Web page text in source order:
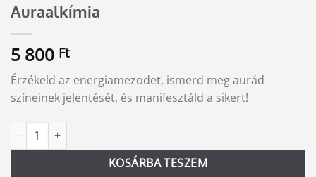
Auraalkímia
5 800 Ft
Érzékeld az energiamezodet, ismerd meg aurád
színeinek jelentését, és manifesztáld a sikert!
Auraalkímia mennyiség
KOSÁRBA TESZEM
Alternative: